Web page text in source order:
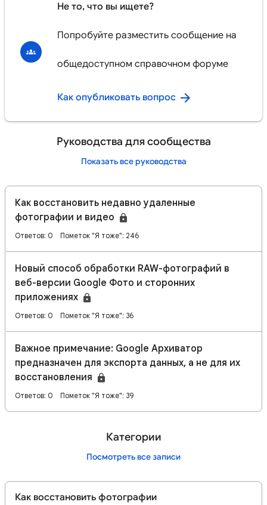
Не то, что вы ищете?
Попробуйте разместить сообщение на
общедоступном справочном форуме
Как опубликовать вопрос
Руководства для сообщества
Показать все руководства
Как восстановить недавно удаленные
фотографии и видео
Ответов: 0 Пометок "Я тоже": 246
Новый способ обработки RAW-фотографий в
веб-версии Google Фото и сторонних
приложениях
Ответов: 0 Пометок "Я тоже": 36
Важное примечание: Google Архиватор
предназначен для экспорта данных, а не для их
восстановления
Ответов: 0 Пометок "Я тоже": 39
Категории
Посмотреть все записи
Как восстановить фотографии